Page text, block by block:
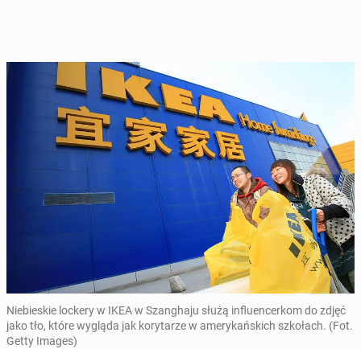
Niebieskie lockery w IKEA w Szanghaju służą influencerkom do zdjęć
jako tło, które wygląda jak korytarze w amerykańskich szkołach. (Fot.
Getty Images)